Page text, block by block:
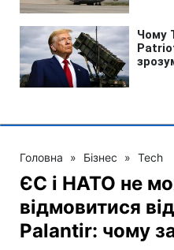
Головна » Бізнес » Tech
ЄС і НАТО не
відмовитися
Palantir: чому